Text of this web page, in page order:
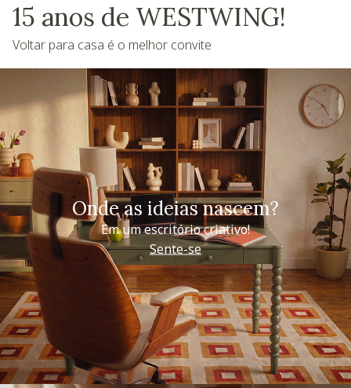
15 anos de WESTWING!
Voltar para casa é o melhor convite
Onde as ideias nascem?
Em um escritório criativo!
Sente-se